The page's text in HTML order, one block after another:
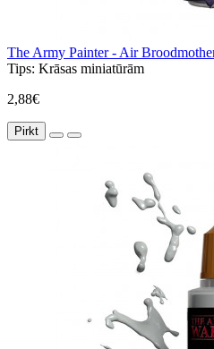
The Army Painter - Air
Tips: Krāsas miniatūrām
2,88€
Pirkt